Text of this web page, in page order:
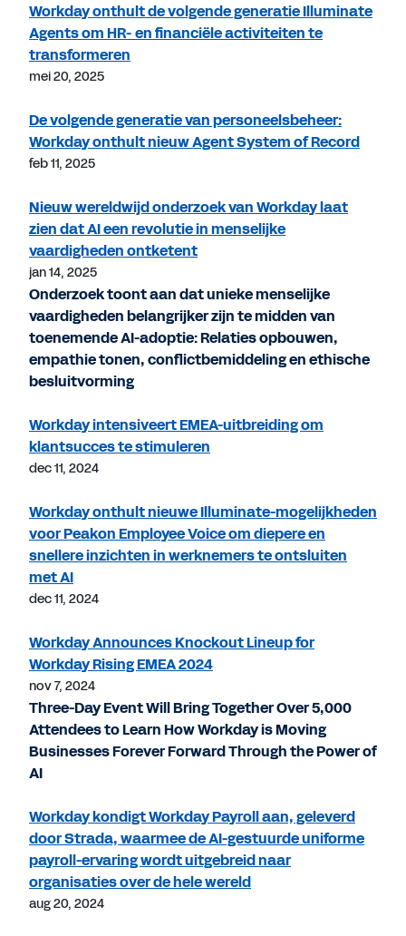
Workday onthult de volgende generatie Illuminate
Agents om HR- en financiële activiteiten te
transformeren
mei 20, 2025
De volgende generatie van personeelsbeheer:
Workday onthult nieuw Agent System of Record
feb 11, 2025
Nieuw wereldwijd onderzoek van Workday laat
zien dat AI een revolutie in menselijke
vaardigheden ontketent
jan 14, 2025
Onderzoek toont aan dat unieke menselijke
vaardigheden belangrijker zijn te midden van
toenemende AI-adoptie: Relaties opbouwen,
empathie tonen, conflictbemiddeling en ethische
besluitvorming
Workday intensiveert EMEA-uitbreiding om
klantsucces te stimuleren
dec 11, 2024
Workday onthult nieuwe Illuminate-mogelijkheden
voor Peakon Employee Voice om diepere en
snellere inzichten in werknemers te ontsluiten
met AI
dec 11, 2024
Workday Announces Knockout Lineup for
Workday Rising EMEA 2024
nov 7, 2024
Three-Day Event Will Bring Together Over 5,000
Attendees to Learn How Workday is Moving
Businesses Forever Forward Through the Power of
AI
Workday kondigt Workday Payroll aan, geleverd
door Strada, waarmee de AI-gestuurde uniforme
payroll-ervaring wordt uitgebreid naar
organisaties over de hele wereld
aug 20, 2024